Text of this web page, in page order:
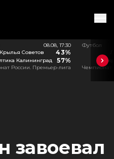
08.08, 17:30
Крылья Советов
43%
Калининград 57%
России. Премьер-лига
Футбол
Чемпионат
завоевал